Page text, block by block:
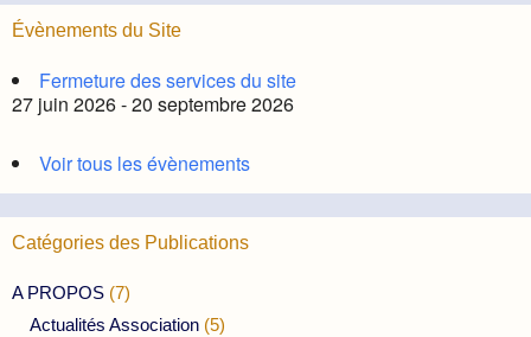
Évènements du Site
Fermeture des services du site
27 juin 2026 - 20 septembre 2026
Voir tous les évènements
Catégories des Publications
A PROPOS (7)
Actualités Association (5)